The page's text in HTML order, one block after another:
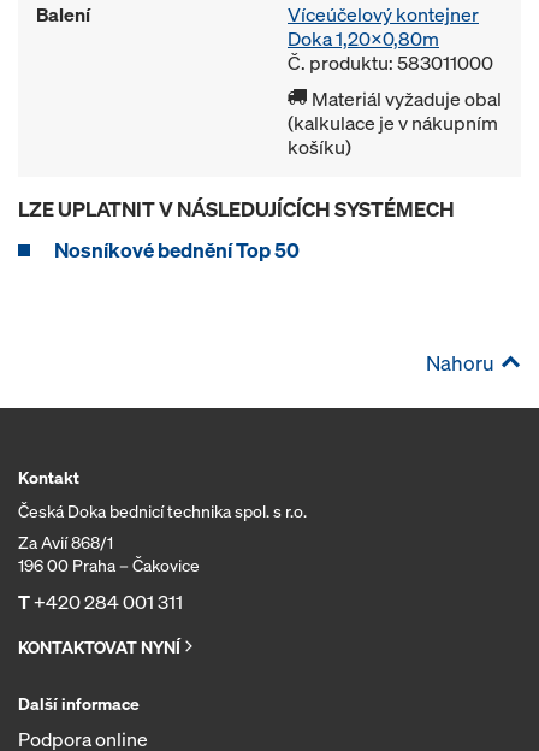
Balení
Víceúčelový kontejner
Doka 1,20x0,80m
Č. produktu: 583011000
Materiál vyžaduje obal
(kalkulace je v nákupním
košíku)
LZE UPLATNIT V NÁSLEDUJÍCÍCH SYSTÉMECH
Nosníkové bednění Top 50
Nahoru
Kontakt
Česká Doka bednicí technika spol. s r.o.
Za Avií 868/1
196 00 Praha – Čakovice
T+420 284 001 311
KONTAKTOVAT NYNÍ
Další informace
Podpora online